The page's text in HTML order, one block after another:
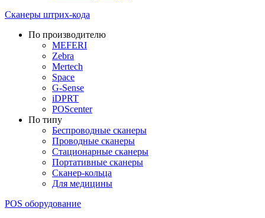
Сканеры штрих-кода
По производителю
MEFERI
Zebra
Mertech
Space
G-Sense
iDPRT
POScenter
По типу
Беспроводные сканеры
Проводные сканеры
Стационарные сканеры
Портативные сканеры
Сканер-кольца
Для медицины
POS оборудование